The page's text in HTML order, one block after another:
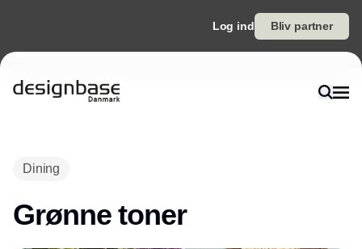
Log ind Bliv partner
Dining
Grønne toner